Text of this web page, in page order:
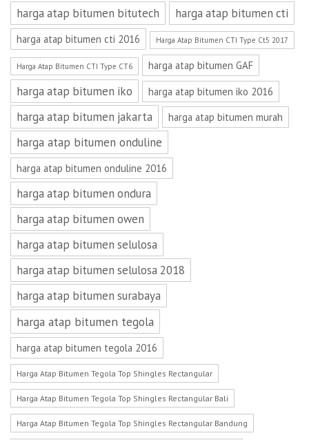
harga atap bitumen bitutech harga atap bitumen cti
harga atap bitumen cti 2016 Harga Atap Bitumen CTI Type Ct5 2017
Harga Atap Bitumen CTI Type CT6 harga atap bitumen GAF
harga atap bitumen iko harga atap bitumen iko 2016
harga atap bitumen jakarta harga atap bitumen murah
harga atap bitumen onduline
harga atap bitumen onduline 2016
harga atap bitumen ondura
harga atap bitumen owen
harga atap bitumen selulosa
harga atap bitumen selulosa 2018
harga atap bitumen surabaya
harga atap bitumen tegola
harga atap bitumen tegola 2016
Harga Atap Bitumen Tegola Top Shingles Rectangular
Harga Atap Bitumen Tegola Top Shingles Rectangular Bali
Harga Atap Bitumen Tegola Top Shingles Rectangular Bandung